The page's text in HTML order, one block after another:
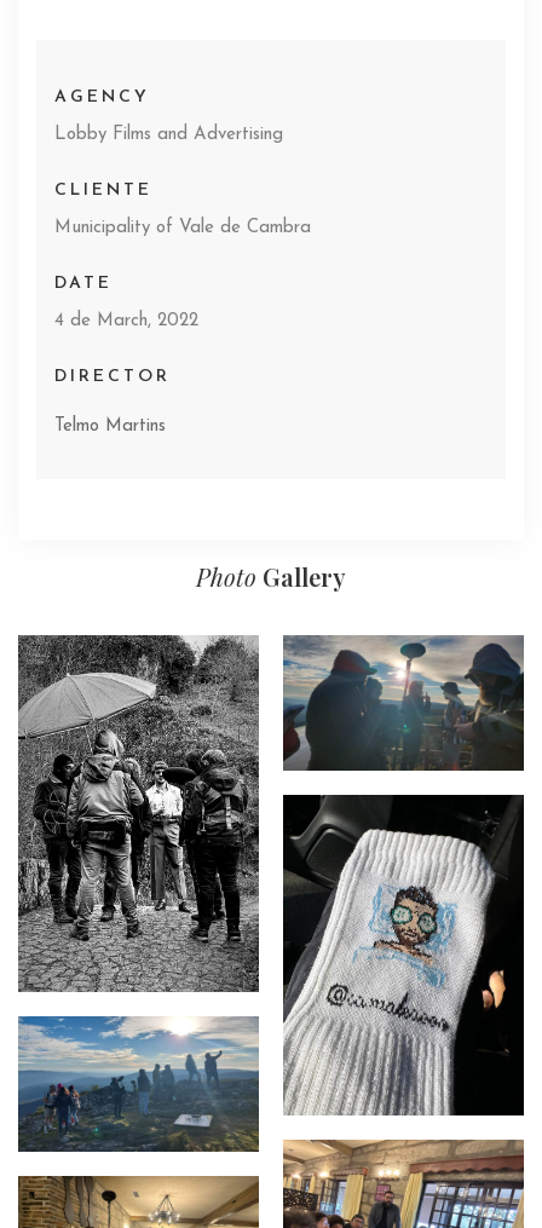
AGENCY
Lobby Films and Advertising
CLIENTE
Municipality of Vale de Cambra
DATE
4 de March, 2022
DIRECTOR
Telmo Martins
Photo Gallery